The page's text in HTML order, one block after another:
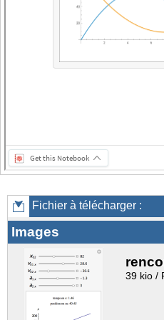
Fichier à télécharger :
Images
39 kio /